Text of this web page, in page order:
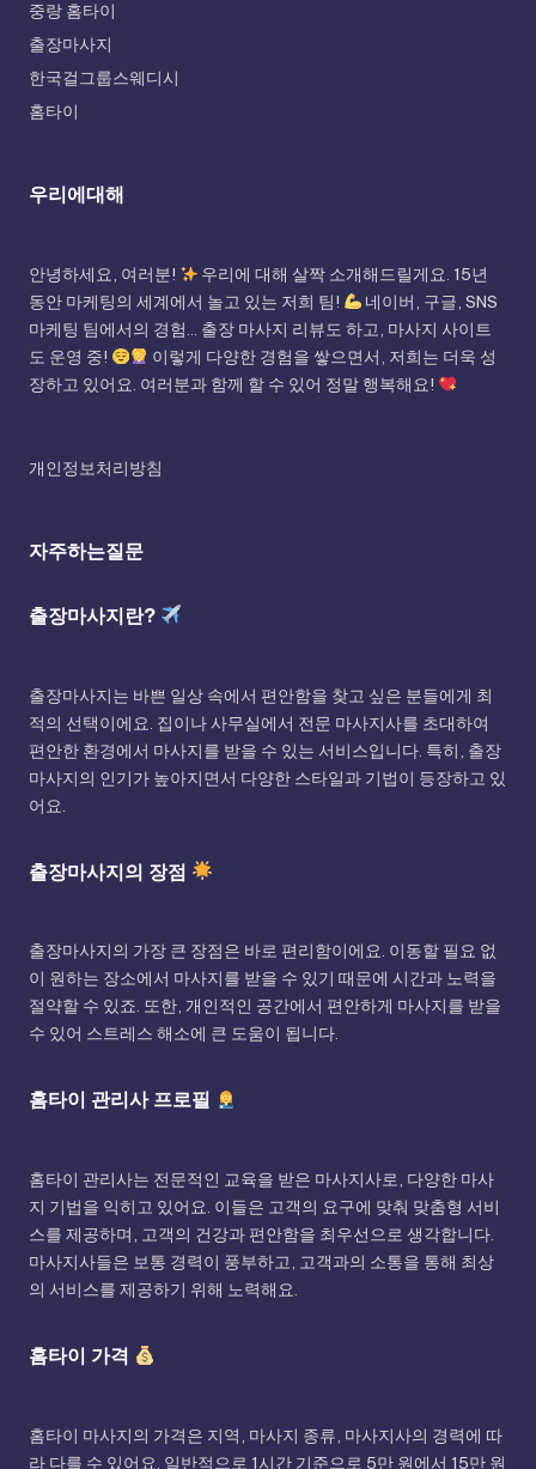
중랑 홈타이
출장마사지
한국걸그룹스웨디시
홈타이
우리에대해
안녕하세요, 여러분!
우리에 대해 살짝 소개해드릴게요. 15년
동안 마케팅의 세계에서 놀고 있는 저희 팀!
네이버, 구글, SNS
마케팅 팀에서의 경험... 출장 마사지 리뷰도 하고, 마사지 사이트
도 운영 중!
이렇게 다양한 경험을 쌓으면서, 저희는 더욱 성
장하고 있어요. 여러분과 함께 할 수 있어 정말 행복해요!
개인정보처리방침
자주하는질문
출장마사지란?
출장마사지는 바쁜 일상 속에서 편안함을 찾고 싶은 분들에게 최
적의 선택이에요. 집이나 사무실에서 전문 마사지사를 초대하여
편안한 환경에서 마사지를 받을 수 있는 서비스입니다. 특히, 출장
마사지의 인기가 높아지면서 다양한 스타일과 기법이 등장하고 있
어요.
출장마사지의 장점
출장마사지의 가장 큰 장점은 바로 편리함이에요. 이동할 필요 없
이 원하는 장소에서 마사지를 받을 수 있기 때문에 시간과 노력을
절약할 수 있죠. 또한, 개인적인 공간에서 편안하게 마사지를 받을
수 있어 스트레스 해소에 큰 도움이 됩니다.
홈타이 관리사 프로필
홈타이 관리사는 전문적인 교육을 받은 마사지사로, 다양한 마사
지 기법을 익히고 있어요. 이들은 고객의 요구에 맞춰 맞춤형 서비
스를 제공하며, 고객의 건강과 편안함을 최우선으로 생각합니다.
마사지사들은 보통 경력이 풍부하고, 고객과의 소통을 통해 최상
의 서비스를 제공하기 위해 노력해요.
홈타이 가격
홈타이 마사지의 가격은 지역, 마사지 종류, 마사지사의 경력에 따
라 다를 수 있어요. 일반적으로 1시간 기준으로 5만 원에서 15만 원